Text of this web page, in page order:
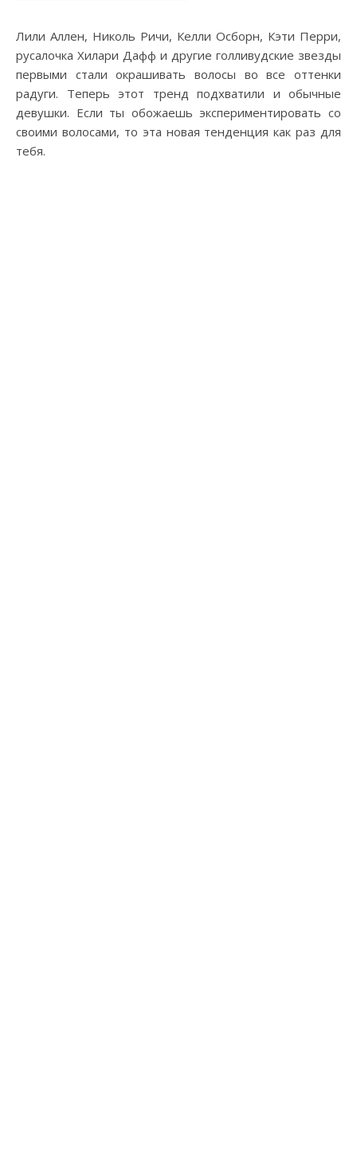
Лили Аллен, Николь Ричи, Келли Осборн, Кэти Перри,
русалочка Хилари Дафф и другие голливудские звезды
первыми стали окрашивать волосы во все оттенки
радуги. Теперь этот тренд подхватили и обычные
девушки. Если ты обожаешь экспериментировать со
своими волосами, то эта новая тенденция как раз для
тебя.